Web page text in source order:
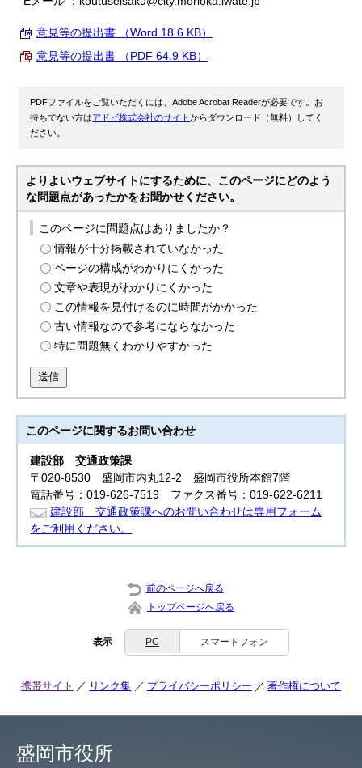
意見等の提出書 （Word 18.6 KB）
意見等の提出書 （PDF 64.9 KB）
PDFファイルをご覧いただくには、Adobe Acrobat Readerが必要です。お
持ちでない方はアドビ株式会社のサイトからダウンロード（無料）してく
ださい。
よりよいウェブサイトにするために、このページにどのよう
な問題点があったかをお聞かせください。
このページに問題点はありましたか？
情報が十分掲載されていなかった
ページの構成がわかりにくかった
文章や表現がわかりにくかった
この情報を見付けるのに時間がかかった
古い情報なので参考にならなかった
特に問題無くわかりやすかった
送信
このページに関するお問い合わせ
建設部交通政策課
〒020-8530 盛岡市内丸12-2 盛岡市役所本館7階
電話番号：019-626-7519 ファクス番号：019-622-6211
建設部 交通政策課へのお問い合わせは専用フォーム
をご利用ください。
前のページへ戻る
トップページへ戻る
表示 PC スマートフォン
携帯サイト リンク集 プライバシーポリシー 著作権について
盛岡市役所